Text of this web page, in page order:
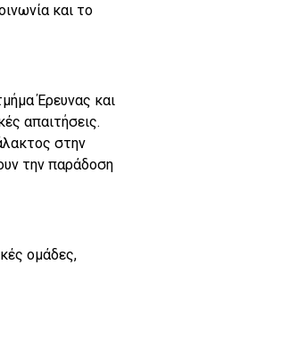
και το
Έρευνας και
απαιτήσεις.
στην
την παράδοση
ομάδες,